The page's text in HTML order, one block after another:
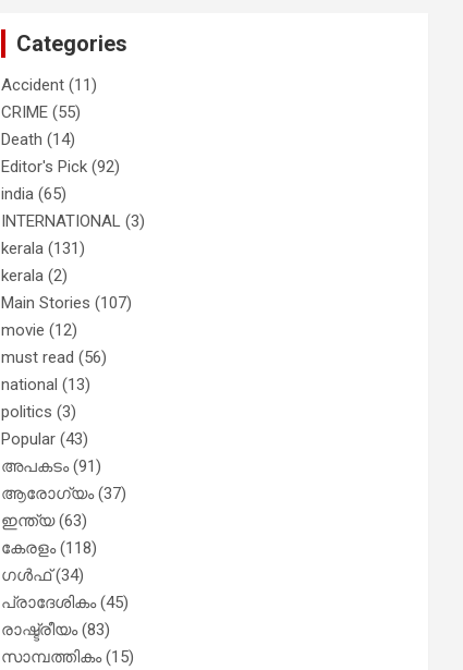
ദുരനുഭവങ്ങള്‍ തുറന്നടിച്ച്
അഖില്‍ മാരാര്‍ ട്വന്റി 20 വിട്ടു
Categories
Accident (11)
CRIME (55)
Death (14)
Editor's Pick (92)
india (65)
INTERNATIONAL (3)
kerala (131)
kerala (2)
Main Stories (107)
movie (12)
must read (56)
national (13)
politics (3)
Popular (43)
അപകടം(91)
ആരോഗ്യം(37)
ഇന്ത്യ(63)
കേരളം(118)
ഗൾഫ്(34)
പ്രാദേശികം(45)
രാഷ്ട്രീയം(83)
സാമ്പത്തികം(15)